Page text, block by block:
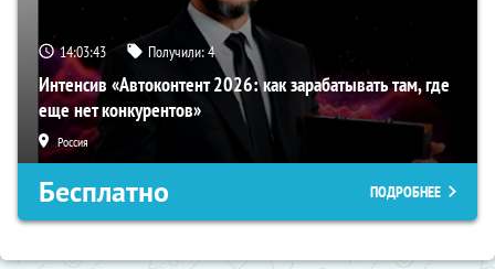
14:03:42 Получили:4
Интенсив «Автоконтент 2026: как зарабатывать там, где
еще нет конкурентов»
Россия
Бесплатно ПОДРОБНЕЕ